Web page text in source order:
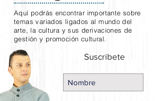
Aquí podrás encontrar importante sobre
temas variados ligados al mundo del
arte, la cultura y sus derivaciones de
gestión y promoción cultural.
Suscribete